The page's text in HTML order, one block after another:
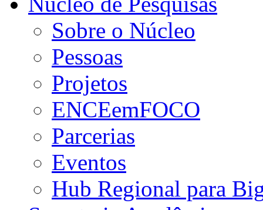
Sobre o Núcleo
Pessoas
Projetos
ENCEemFOCO
Parcerias
Eventos
Hub Regional para